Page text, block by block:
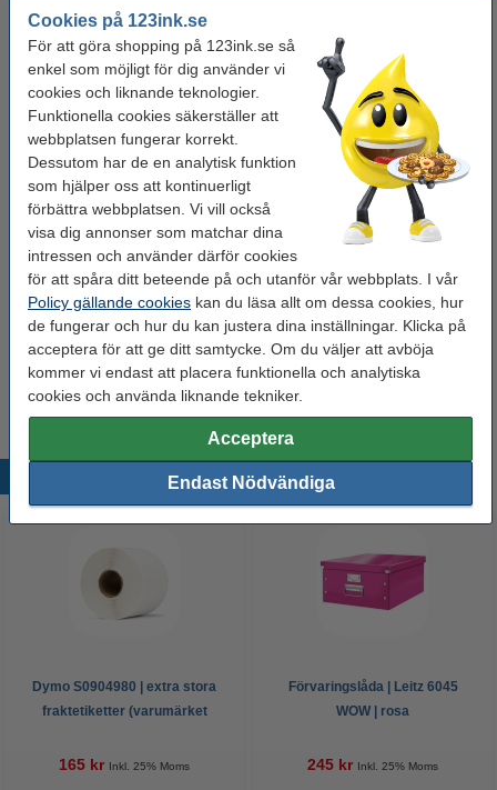
Cookies på 123ink.se
För att göra shopping på 123ink.se så
enkel som möjligt för dig använder vi
cookies och liknande teknologier.
Funktionella cookies säkerställer att
webbplatsen fungerar korrekt.
Dessutom har de en analytisk funktion
som hjälper oss att kontinuerligt
förbättra webbplatsen. Vi vill också
visa dig annonser som matchar dina
intressen och använder därför cookies
för att spåra ditt beteende på och utanför vår webbplats. I vår
Policy gällande cookies kan du läsa allt om dessa cookies, hur
de fungerar och hur du kan justera dina inställningar. Klicka på
acceptera för att ge ditt samtycke. Om du väljer att avböja
kommer vi endast att placera funktionella och analytiska
cookies och använda liknande tekniker.
Acceptera
Endast Nödvändiga
Färg:
Material: PP laminerad hårdplatta
Vårt artikelnr: 211162
Glöm inte att beställa!
Anteckningsblock A4 linjerat | 100 ark | 123ink
34 kr
123ink EU Pärm A4 | 80mm | kartong | gråsvart
Plastficka A4 toppöppning 80my | 123ink 100st
95 kr
Populära produkter
Dymo S0904980 | extra stora
fraktetiketter (varumärket
165 kr Inkl. 25% Moms
Förvaringslåda | Leitz 6045
WOW | rosa
245 kr Inkl. 25% Moms